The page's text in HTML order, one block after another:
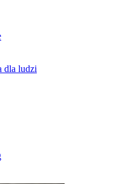
dla ludzi